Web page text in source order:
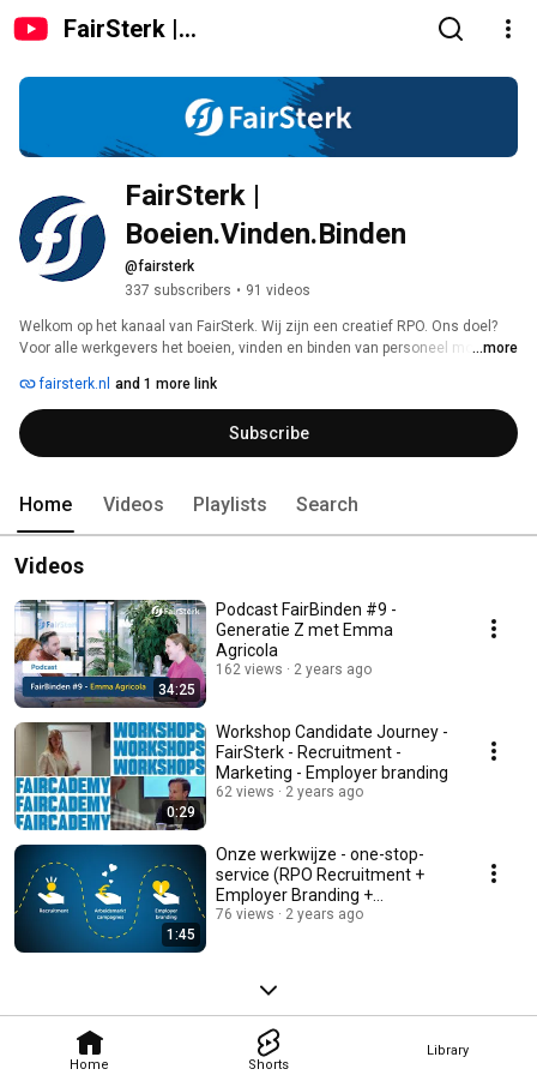
FairSterk |
Home Shorts
Library
FairSterk |
Boeien.Vinden.Binden
@fairsterk
337 subscribers • 91 videos
Welkom op het kanaal van FairSterk. Wij zijn een creatief RPO. Ons doel?
Voor alle werkgevers het boeien, vinden en binden van personeel mogelijk
en leuke content in combinatie met het werven van personeel. Bekijk onze
tutorials, projecten en hoe het is om bij FairSterk te werken.
...more
fairsterk.nl and 1 more link
Subscribe
Home Videos Playlists Search
Videos
34:25
Podcast FairBinden #9 -
Generatie Z met Emma
Agricola
162 views 2 years ago
0:29
Workshop Candidate Journey -
FairSterk - Recruitment -
Marketing - Employer branding
62 views 2 years ago
1:45
Onze werkwijze - one-stop-
service (RPO Recruitment +
Employer Branding +
Recruitment Marketing)
76 views 2 years ago